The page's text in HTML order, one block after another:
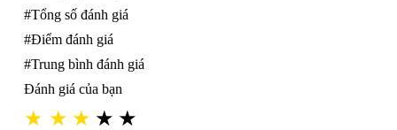
#Tổng số đánh giá
#Điểm đánh giá
#Trung bình đánh giá
Đánh giá của bạn
★ ★ ★ ★ ★